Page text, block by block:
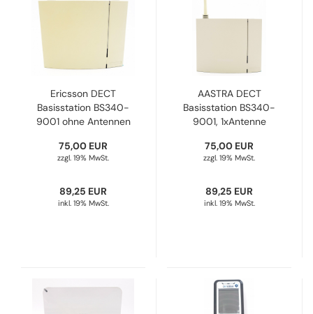
Ericsson DECT
Basisstation BS340-
9001 ohne Antennen
Refurbished
75,00 EUR
zzgl. 19% MwSt.
89,25 EUR
inkl. 19% MwSt.
AASTRA DECT
Basisstation BS340-
9001, 1xAntenne
Refurbished
75,00 EUR
zzgl. 19% MwSt.
89,25 EUR
inkl. 19% MwSt.